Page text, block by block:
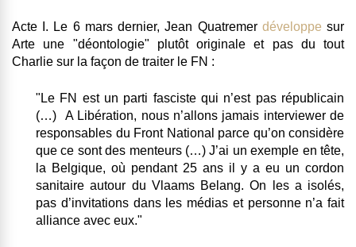
Acte I . Le 6 mars dernier, Jean Quatremer développe sur
Arte une "déontologie" plutôt originale et pas du tout
Charlie sur la façon de traiter le FN :
"Le FN est un parti fasciste qui n’est pas républicain
(…) A Libération, nous n’allons jamais interviewer de
responsables du Front National parce qu’on considère
que ce sont des menteurs(…) J’ai un exemple en tête,
la Belgique, où pendant 25 ans il y a eu un cordon
sanitaire autour du Vlaams Belang.On les a isolés,
pas d’invitations dans les médias et personne n’a fait
alliance avec eux."